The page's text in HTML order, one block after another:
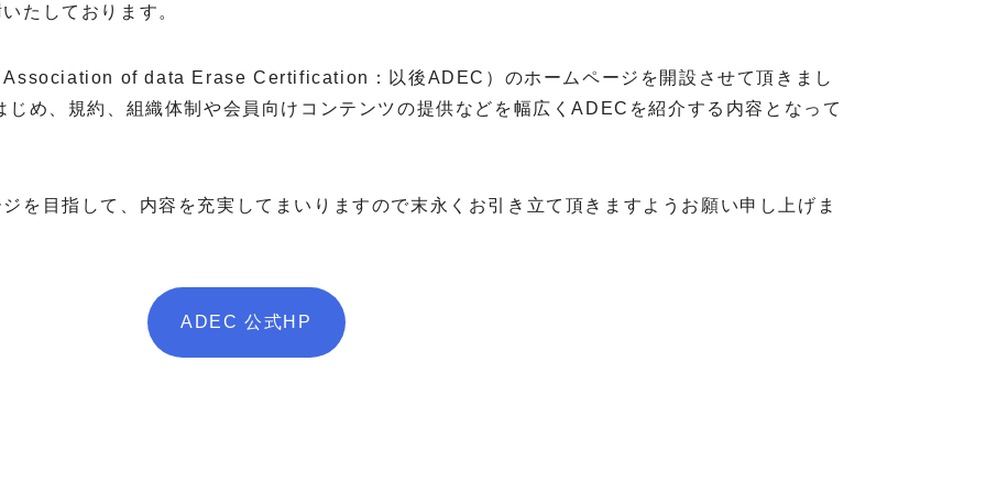
たしております。
Association of data Erase Certification：以後ADEC）のホームページを開設させて頂きまし
め、規約、組織体制や会員向けコンテンツの提供などを幅広くADECを紹介する内容となって
を目指して、内容を充実してまいりますので末永くお引き立て頂きますようお願い申し上げま
ADEC 公式HP